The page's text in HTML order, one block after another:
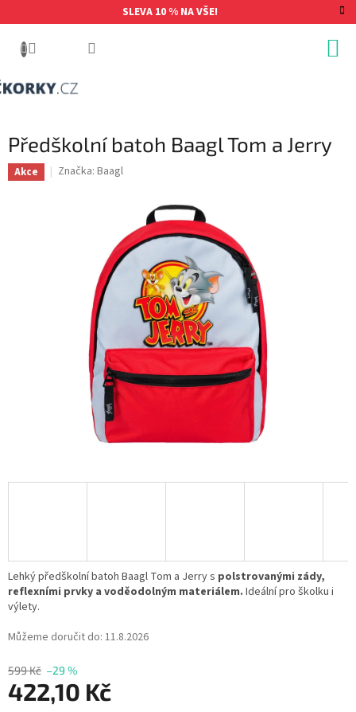
na
SLEVA 10 % NA VŠE!
Předškolní batoh Baagl Tom a Jerry
Akce Značka: Baagl
599 Kč –29 %
422,10 Kč
Můžeme doručit do: 11.8.2026
Lehký předškolní batoh Baagl Tom a Jerry s polstrovanými zády,
reflexními prvky a voděodolným materiálem. Ideální pro školku i
výlety.